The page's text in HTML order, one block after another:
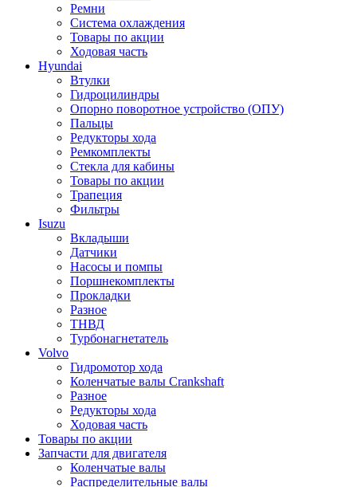
Ремни
Система охлаждения
Товары по акции
Ходовая часть
Hyundai
Втулки
Гидроцилиндры
Опорно поворотное устройство (ОПУ)
Пальцы
Редукторы хода
Ремкомплекты
Стекла для кабины
Товары по акции
Трапеция
Фильтры
Isuzu
Вкладыши
Датчики
Насосы и помпы
Поршнекомплекты
Прокладки
Разное
ТНВД
Турбонагнетатель
Volvo
Гидромотор хода
Коленчатые валы Crankshaft
Разное
Редукторы хода
Ходовая часть
Товары по акции
Запчасти для двигателя
Коленчатые валы
Распределительные валы